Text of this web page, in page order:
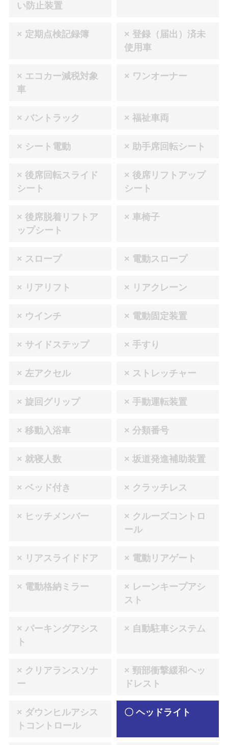
い防止装置
× 定期点検記録簿
× 登録（届出）済未
使用車
× エコカー減税対象
車
× ワンオーナー
× バントラック × 福祉車両
× シート電動 × 助手席回転シート
× 後席回転スライド
シート
× 後席リフトアップ
シート
× 後席脱着リフトア
ップシート
× 車椅子
× スロープ × 電動スロープ
× リアリフト × リアクレーン
× ウインチ × 電動固定装置
× サイドステップ × 手すり
× 左アクセル × ストレッチャー
× 旋回グリップ × 手動運転装置
× 移動入浴車 × 分類番号
× 就寝人数 × 坂道発進補助装置
× ベッド付き × クラッチレス
× ヒッチメンバー
× クルーズコントロ
ール
× リアスライドドア × 電動リアゲート
× 電動格納ミラー
× レーンキープアシ
スト
× パーキングアシス
ト
× 自動駐車システム
× クリアランスソナ
ー
× 頸部衝撃緩和ヘッ
ドレスト
× ダウンヒルアシス
トコントロール
〇 ヘッドライト